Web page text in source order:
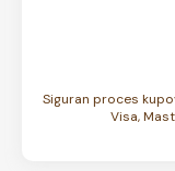
Siguran proces
Visa,